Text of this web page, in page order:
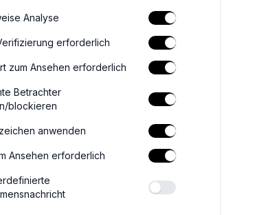
Analyse
erforderlich
zum Ansehen erforderlich
Betrachter
blockieren
anwenden
Ansehen erforderlich